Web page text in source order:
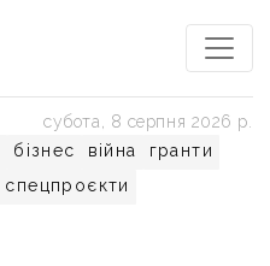
бізнес війна
гранти
спецпроєкти
субота, 8 серпня 2026 р.